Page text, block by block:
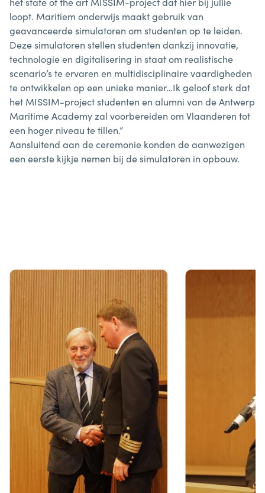
loopt. Maritiem onderwijs maakt gebruik van
geavanceerde simulatoren om studenten op te leiden.
Deze simulatoren stellen studenten dankzij innovatie,
technologie en digitalisering in staat om realistische
scenario’s te ervaren en multidisciplinaire vaardigheden
te ontwikkelen op een unieke manier…Ik geloof sterk dat
het MISSIM-project studenten en alumni van de Antwerp
Maritime Academy zal voorbereiden om Vlaanderen tot
een hoger niveau te tillen.”
Aansluitend aan de ceremonie konden de aanwezigen
een eerste kijkje nemen bij de simulatoren in opbouw.